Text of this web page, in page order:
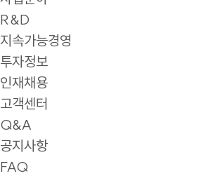
R&D
지속가능경영
투자정보
인재채용
고객센터
Q&A
공지사항
FAQ